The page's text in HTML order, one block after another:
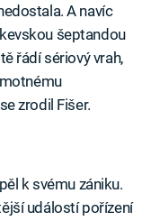
A navíc
šeptandou
řádí sériový vrah,
zrodil Fišer.
k svému zániku.
událostí pořízení